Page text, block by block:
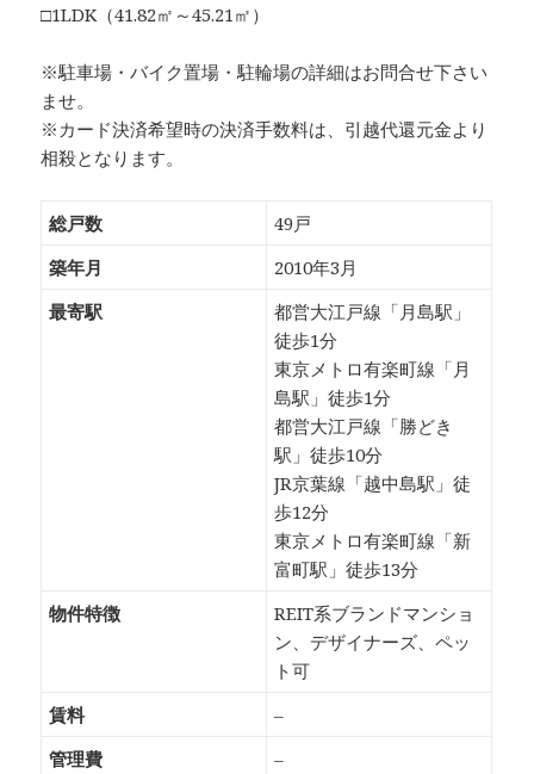
□1LDK（41.82㎡～45.21㎡）
※駐車場・バイク置場・駐輪場の詳細はお問合せ下さい
ませ。
※カード決済希望時の決済手数料は、引越代還元金より
相殺となります。
総戸数
49戸
築年月
2010年3月
最寄駅
都営大江戸線「月島駅」
徒歩1分
東京メトロ有楽町線「月
島駅」徒歩1分
都営大江戸線「勝どき
駅」徒歩10分
JR京葉線「越中島駅」徒
歩12分
東京メトロ有楽町線「新
富町駅」徒歩13分
物件特徴
REIT系ブランドマンショ
ン、デザイナーズ、ペッ
ト可
賃料
–
管理費
–